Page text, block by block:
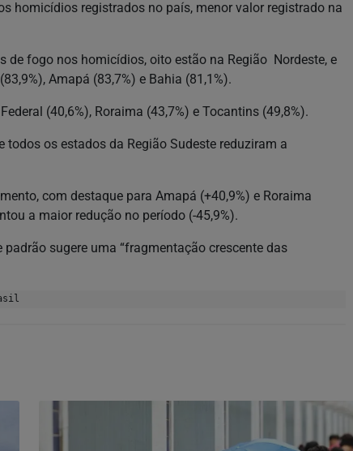
homicídios registrados no país, menor valor registrado na
de fogo nos homicídios, oito estão na Região Nordeste, e
Amapá (83,7%) e Bahia (81,1%).
(40,6%), Roraima (43,7%) e Tocantins (49,8%).
os estados da Região Sudeste reduziram a
com destaque para Amapá (+40,9%) e Roraima
a maior redução no período (-45,9%).
sugere uma “fragmentação crescente das